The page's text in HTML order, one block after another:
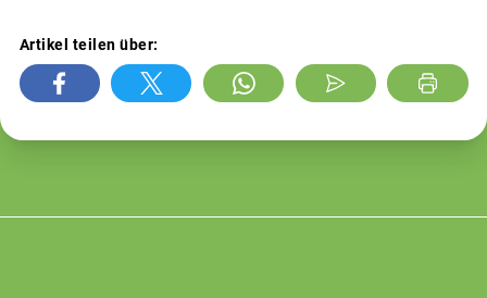
Artikel teilen über: